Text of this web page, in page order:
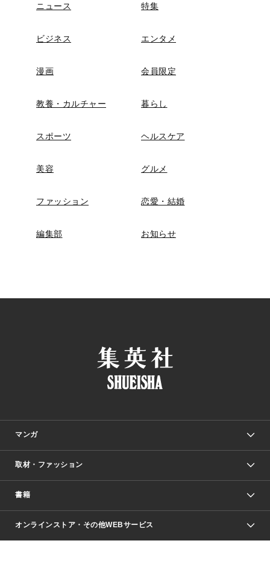
ニュース 特集
ビジネス エンタメ
漫画 会員限定
教養・カルチャー 暮らし
スポーツ ヘルスケア
美容 グルメ
ファッション 恋愛・結婚
編集部 お知らせ
マンガ
少年マンガ
Vジャンプ
週刊ヤングジャンプ
取材・ファッション
Seventeen
芸能・情報・スポーツ
書籍
文芸・文庫・総合
オンラインストア・その他WEBサービス